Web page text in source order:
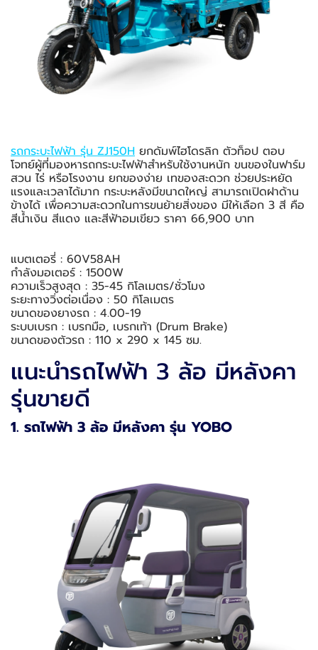
รถกระบะไฟฟ้า รุ่น ZJ150H ยกดัมพ์ไฮโดรลิก ตัวท็อป ตอบ
โจทย์ผู้ที่มองหารถกระบะไฟฟ้าสำหรับใช้งานหนัก ขนของในฟาร์ม
สวน ไร่ หรือโรงงาน ยกของง่าย เทของสะดวก ช่วยประหยัด
แรงและเวลาได้มาก กระบะหลังมีขนาดใหญ่ สามารถเปิดฝาด้าน
ข้างได้ เพื่อความสะดวกในการขนย้ายสิ่งของ มีให้เลือก 3 สี คือ
สีน้ำเงิน สีแดง และสีฟ้าอมเขียว ราคา 66,900 บาท
แบตเตอรี่ : 60V58AH
กำลังมอเตอร์ : 1500W
ความเร็วสูงสุด : 35-45 กิโลเมตร/ชั่วโมง
ระยะทางวิ่งต่อเนื่อง : 50 กิโลเมตร
ขนาดของยางรถ : 4.00-19
ระบบเบรก : เบรกมือ, เบรกเท้า (Drum Brake)
ขนาดของตัวรถ : 110 x 290 x 145 ซม.
แนะนำรถไฟฟ้า 3 ล้อ มีหลังคา
รุ่นขายดี
1. รถไฟฟ้า 3 ล้อ มีหลังคา รุ่น YOBO